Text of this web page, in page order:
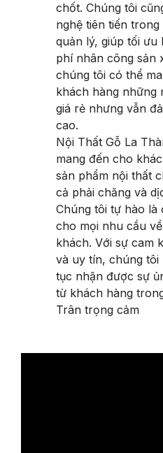
chốt. Chúng tôi
nghệ tiên tiến
quản lý, giúp tối ưu
phí nhân công sản
chúng tôi có thể
khách hàng những
giá rẻ nhưng vẫn
cao.
Nội Thất Gỗ La
mang đến cho
sản phẩm nội thất
cả phải chăng và
Chúng tôi tự hào là
cho mọi nhu cầu
khách. Với sự cam
và uy tín, chúng tôi
tục nhận được sự
từ khách hàng
Trân trọng cảm